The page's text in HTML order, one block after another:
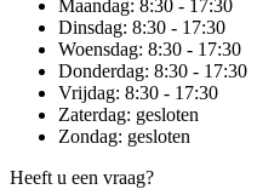
Maandag: 8:30 - 17:30
Dinsdag: 8:30 - 17:30
Woensdag: 8:30 - 17:30
Donderdag: 8:30 - 17:30
Vrijdag: 8:30 - 17:30
Zaterdag: gesloten
Zondag: gesloten
Heeft u een vraag?